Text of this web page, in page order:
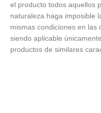
el producto todos aquellos
naturaleza haga imposible
mismas condiciones en las
siendo aplicable
productos de similares